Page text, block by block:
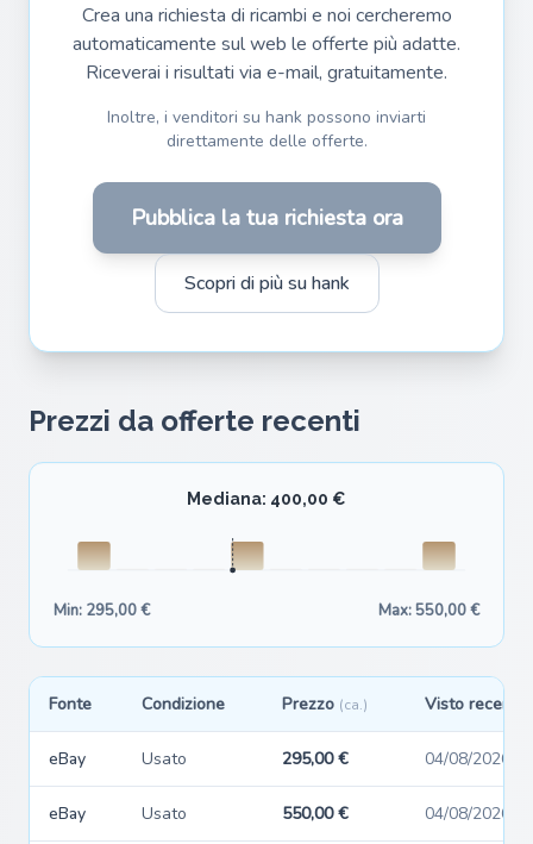
Crea una richiesta di ricambi e noi cercheremo
automaticamente sul web le offerte più adatte.
Riceverai i risultati via e-mail, gratuitamente.
Inoltre, i venditori su hank possono inviarti
direttamente delle offerte.
Pubblica la tua richiesta ora
Scopri di più su hank
Prezzi da offerte recenti
Mediana: 400,00 €
Min: 295,00 € Max: 550,00 €
Fonte Condizione Prezzo (ca.) Visto
eBay Usato 295,00 € 04/08/2026
eBay Usato 550,00 € 04/08/2026